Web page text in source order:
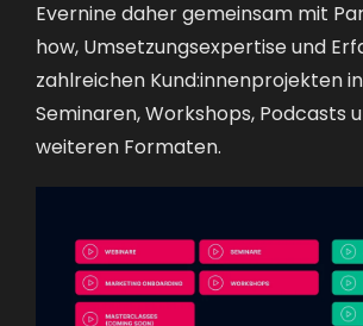
Evernine daher gemeinsam mit
how, Umsetzungsexpertise und
zahlreichen Kund:innenprojekten
Seminaren, Workshops, Podcasts
weiteren Formaten.